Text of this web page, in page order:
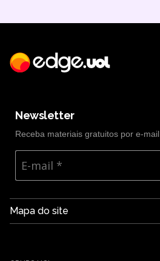
Newsletter
Receba materiais gratuitos por e-mail
Mapa do site